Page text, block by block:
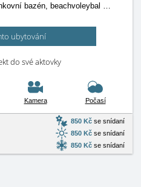
bazén, beachvoleybal …
ubytování
do své aktovky
Kamera Počasí
850 Kč se snídaní
850 Kč se snídaní
850 Kč se snídaní